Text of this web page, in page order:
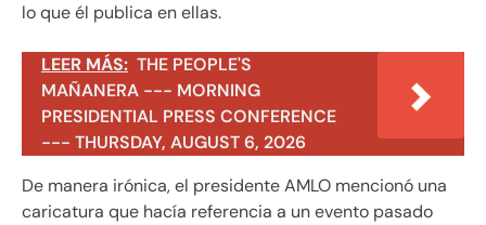
lo que él publica en ellas.
LEER MÁS: THE PEOPLE'S
MAÑANERA --- MORNING
PRESIDENTIAL PRESS CONFERENCE
--- THURSDAY, AUGUST 6, 2026
De manera irónica, el presidente AMLO mencionó una
caricatura que hacía referencia a un evento pasado